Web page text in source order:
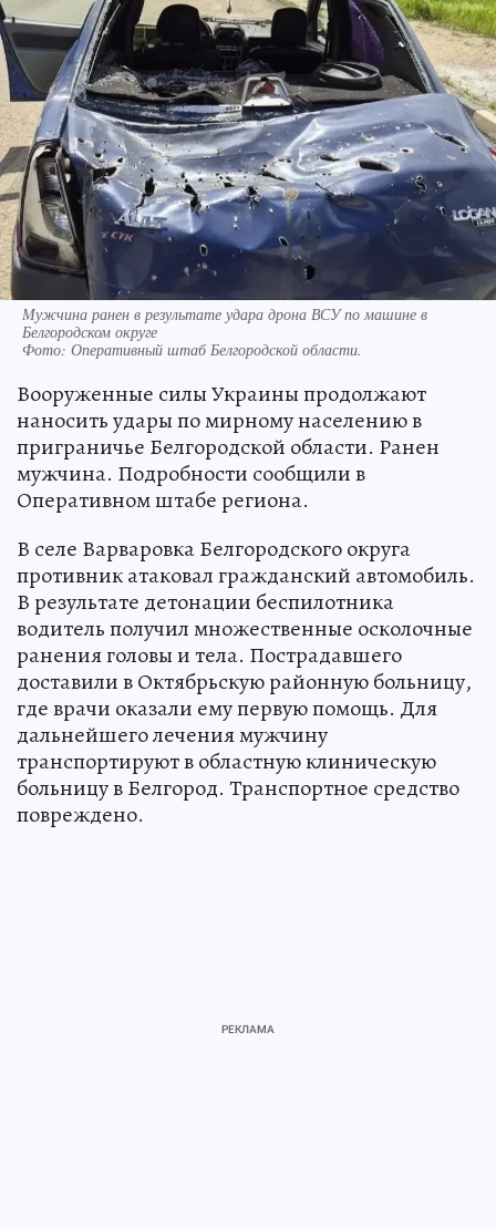
Мужчина ранен в результате удара дрона ВСУ по машине в
Белгородском округе
Фото: Оперативный штаб Белгородской области.
Вооруженные силы Украины продолжают
наносить удары по мирному населению в
приграничье Белгородской области. Ранен
мужчина. Подробности сообщили в
Оперативном штабе региона.
В селе Варваровка Белгородского округа
противник атаковал гражданский автомобиль.
В результате детонации беспилотника
водитель получил множественные осколочные
ранения головы и тела. Пострадавшего
доставили в Октябрьскую районную больницу,
где врачи оказали ему первую помощь. Для
дальнейшего лечения мужчину
транспортируют в областную клиническую
больницу в Белгород. Транспортное средство
повреждено.